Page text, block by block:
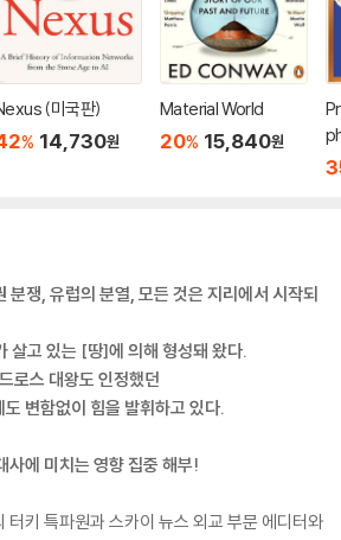
(미국판)
% 14,730원
Material World
20% 15,840원
분쟁, 유럽의 분열, 모든 것은 지리에서 시작되
살고 있는 [땅]에 의해 형성돼 왔다.
로스 대왕도 인정했던
변함없이 힘을 발휘하고 있다.
에 미치는 영향 집중 해부!
터키 특파원과 스카이 뉴스 외교 부문 에디터와